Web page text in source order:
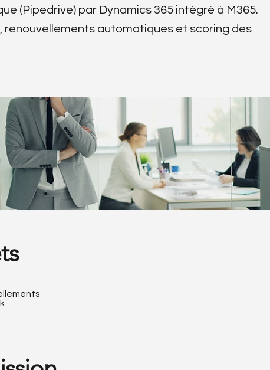
(Pipedrive) par Dynamics 365 intégré à M365.
renouvellements automatiques et scoring des